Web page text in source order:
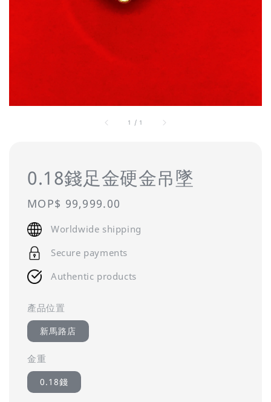
1 / 1
0.18錢足金硬金吊墜
Regular
price
MOP$ 99,999.00
Worldwide shipping
Secure payments
Authentic products
產品位置
新馬路店
金重
0.18錢